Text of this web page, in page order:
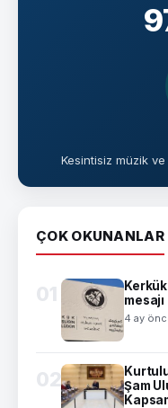
Kesintisiz müzik ve
ÇOK OKUNANLAR
01
mesajı
4 ay
02
Şam